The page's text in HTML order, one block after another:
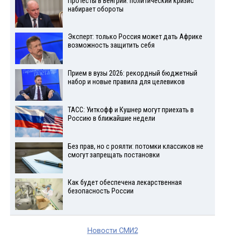
набирает обороты
Эксперт: только Россия может дать Африке
возможность защитить себя
Прием в вузы 2026: рекордный бюджетный
набор и новые правила для целевиков
ТАСС: Уиткофф и Кушнер могут приехать в
Россию в ближайшие недели
Без прав, но с роялти: потомки классиков не
смогут запрещать постановки
Как будет обеспечена лекарственная
безопасность России
Новости СМИ2